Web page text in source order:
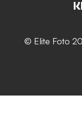
© Elite Foto